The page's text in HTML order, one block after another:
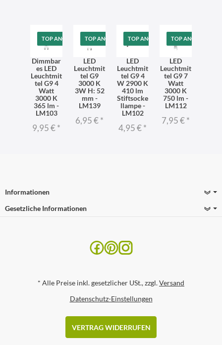
TOP ANGEBOT
Dimmbar
es LED
Leuchtmit
tel G9 4
Watt
3000 K
365 lm -
LM103
9,95 €*
TOP ANGEBOT
LED
Leuchtmit
tel G9
3000 K
3W H: 52
mm -
LM139
6,95 €*
TOP ANGEBOT
LED
Leuchtmit
tel G9 4
W 2900 K
410 lm
Stiftsocke
llampe -
LM102
4,95 €*
TOP ANGEBOT
LED
Leuchtmit
tel G9 7
Watt
3000 K
750 lm -
LM112
7,95 €*
Informationen
Gesetzliche Informationen
* Alle Preise inkl. gesetzlicher USt., zzgl.Versand
Datenschutz-Einstellungen
VERTRAG WIDERRUFEN